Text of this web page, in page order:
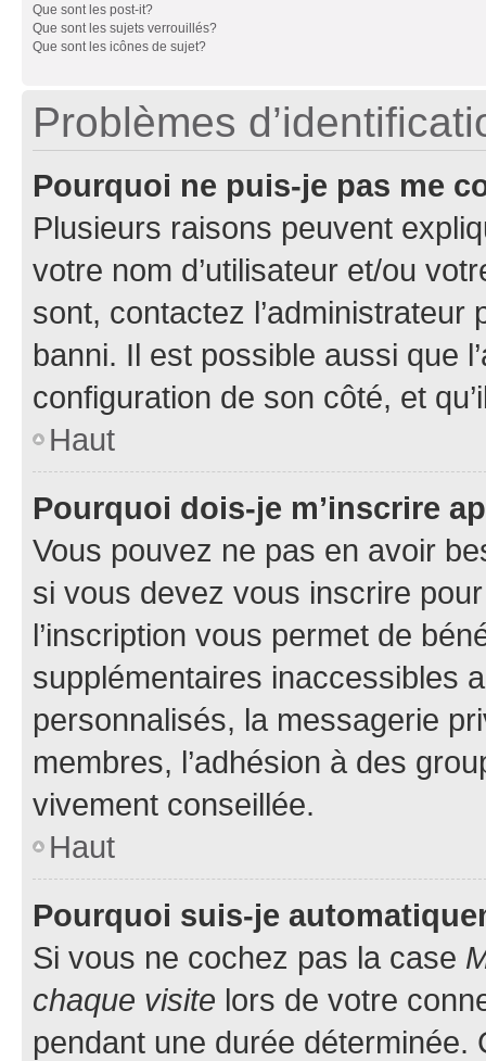
Que sont les post-it?
Que sont les sujets verrouillés?
Que sont les icônes de sujet?
Problèmes
Pourquoi ne puis-je pas me
Plusieurs raisons peuvent
votre nom d’utilisateur et/ou
sont, contactez l’administrateur
banni. Il est possible aussi que
configuration de son côté, et
Haut
Pourquoi dois-je m’inscrire
Vous pouvez ne pas en avoir
si vous devez vous inscrire
l’inscription vous permet de
supplémentaires inaccessibles
personnalisés, la messagerie
membres, l’adhésion à des
vivement conseillée.
Haut
Pourquoi suis-je
Si vous ne cochez pas la case
chaque visite lors de votre
pendant une durée déterminée.